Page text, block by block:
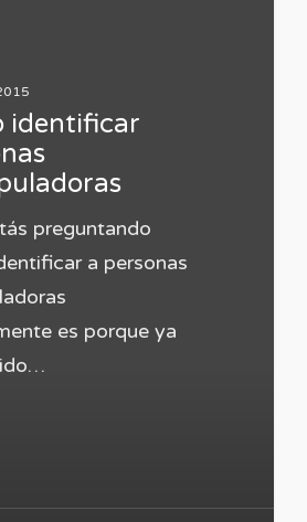
identificar
preguntando
a personas
es porque ya